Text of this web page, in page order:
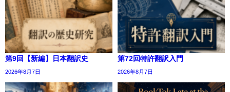
第9回【新編】日本翻訳史
2026年8月7日
第72回特許翻訳入門
2026年8月7日